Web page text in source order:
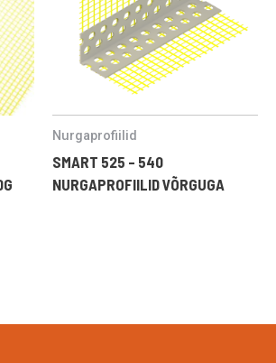
Nurgaprofiilid
SMART 525 – 540
NURGAPROFIILID VÕRGUGA